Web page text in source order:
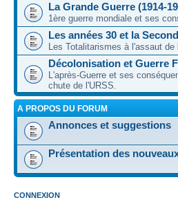
La Grande Guerre (1914-
1ère guerre mondiale et ses
Les années 30 et la
Les Totalitarismes à l'assaut de
Décolonisation et Guerre
L'après-Guerre et ses
chute de l'URSS.
A PROPOS DU FORUM
Annonces et suggestions
Présentation des
CONNEXION